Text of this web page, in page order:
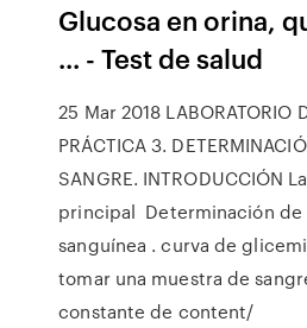
Glucosa en orina,
... - Test de salud
25 Mar 2018 LABORATORIO
PRÁCTICA 3.
SANGRE. INTRODUCCIÓN
principal Determinación de
sanguínea . curva de
tomar una muestra de
constante de content/